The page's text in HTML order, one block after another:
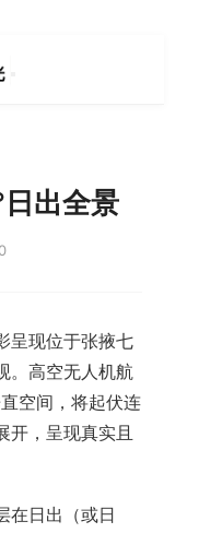
出全景
呈现位于张掖七
。高空无人机航
空间，将起伏连
开，呈现真实且
在日出（或日